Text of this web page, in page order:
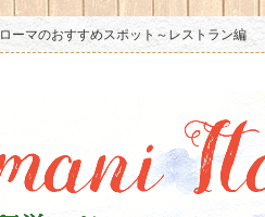
ローマのおすすめスポット～レストラン編